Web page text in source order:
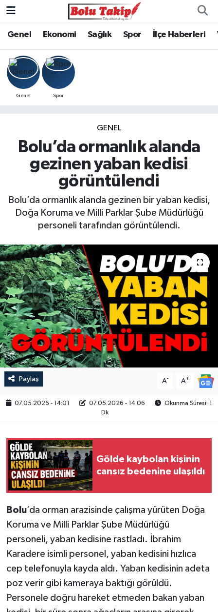
Genel Ekonomi Sağlık Spor İlçe Haberleri
Genel Spor
GENEL
Bolu’da ormanlık alanda
gezinen yaban kedisi
görüntülendi
Bolu’da ormanlık alanda gezinen bir yaban kedisi,
Doğa Koruma ve Milli Parklar Şube Müdürlüğü
personeli tarafından görüntülendi.
Paylaş A- A+
07.05.2026 - 14:01 07.05.2026 - 14:06
Okunma Süresi: 1
Dk
Gölde kaybolan kişinin
cansız bedenine ulaşıldı
Bolu’da orman arazisinde çalışma yürüten Doğa
Koruma ve Milli Parklar Şube Müdürlüğü
personeli, yaban kedisine rastladı. İbrahim
Karadere isimli personel, yaban kedisini hızlıca
cep telefonuyla kayda aldı. Yaban kedisinin adeta
poz verir gibi kameraya baktığı görüldü.
Personele doğru hareket etmeden bakan yaban